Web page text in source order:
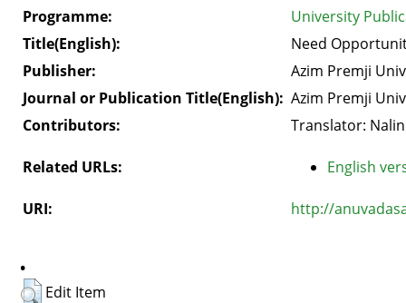
Programme:
University
Title(English):
Need
Publisher:
Azim Premji
Journal or Publication Title(English): Azim Premji
Contributors:
Translator:
Related URLs: English
URI: http://
.
Edit Item